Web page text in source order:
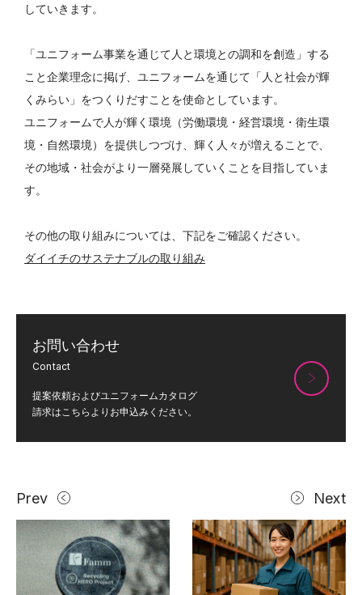
していきます。
「ユニフォーム事業を通じて人と環境との調和を創造」する
こと企業理念に掲げ、ユニフォームを通じて「人と社会が輝
くみらい」をつくりだすことを使命としています。
ユニフォームで人が輝く環境（労働環境・経営環境・衛生環
境・自然環境）を提供しつづけ、輝く人々が増えることで、
その地域・社会がより一層発展していくことを目指していま
す。
その他の取り組みについては、下記をご確認ください。
ダイイチのサステナブルの取り組み
お問い合わせ
Contact
提案依頼およびユニフォームカタログ
請求はこちらよりお申込みください。
Prev Next